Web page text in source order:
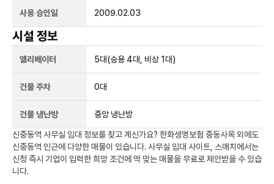
사용 승인일 2009.02.03
시설 정보
엘리베이터 5대(승용 4대, 비상 1대)
건물 주차 0대
건물 냉난방 중앙 냉난방
신중동역 사무실 임대 정보를 찾고 계신가요? 한화생명보험 중동사옥외에도
신중동역 인근에 다양한 매물이 있습니다. 사무실 임대 사이트, 스매치에서는
신청 즉시 기업이 입력한 희망 조건에 딱 맞는 매물을 무료로 제안받을 수 있습
니다.